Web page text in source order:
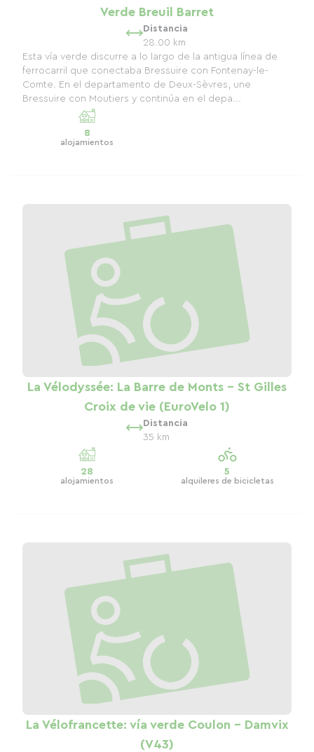
Verde Breuil Barret
Distancia
28.00 km
Esta vía verde discurre a lo largo de la antigua línea de
ferrocarril que conectaba Bressuire con Fontenay-le-
Comte. En el departamento de Deux-Sèvres, une
Bressuire con Moutiers y continúa en el depa...
8
alojamientos
La Vélodyssée: La Barre de Monts - St Gilles
Croix de vie (EuroVelo 1)
Distancia
35 km
28
alojamientos
5
alquileres de bicicletas
La Vélofrancette: vía verde Coulon - Damvix
(V43)